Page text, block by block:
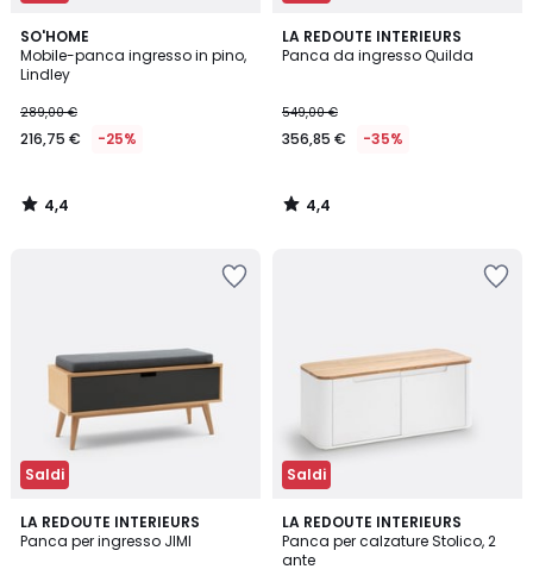
SO'HOME
Mobile-panca ingresso in pino,
Lindley
289,00 €
216,75 € -25%
4,4
/ 5
4,4
/
LA REDOUTE INTERIEURS
Panca da ingresso Quilda
549,00 €
356,85 € -35%
4,4
/ 5
4,4
/
Saldi
LA REDOUTE INTERIEURS
Panca per ingresso JIMI
4,6
/ 5
Saldi
LA REDOUTE INTERIEURS
Panca per calzature Stolico, 2
ante
4,4
/ 5